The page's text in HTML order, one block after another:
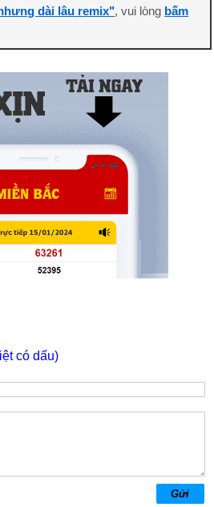
dài lâu remix", vui lòng bấm
có dấu)